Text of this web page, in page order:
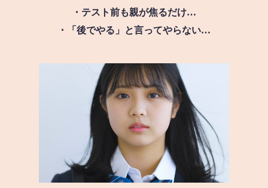
・テスト前も親が焦るだけ…
・「後でやる」と言ってやらない…